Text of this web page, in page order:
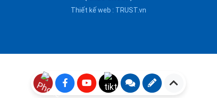
Thiết kế web : TRUST.vn
HỒ CHÍ MINH :
0911002551